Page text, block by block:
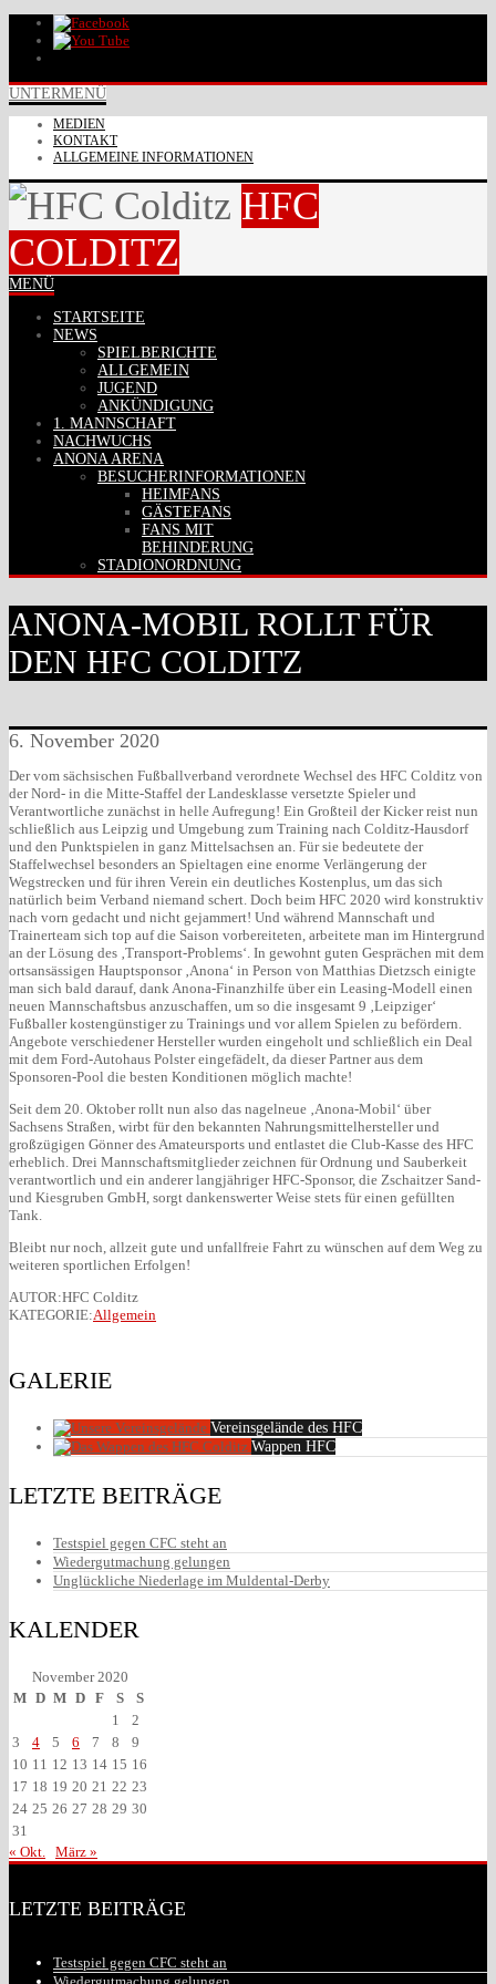
UNTERMENÜ
MEDIEN
KONTAKT
ALLGEMEINE INFORMATIONEN
HFC
COLDITZ
MENÜ
STARTSEITE
NEWS
SPIELBERICHTE
ALLGEMEIN
JUGEND
ANKÜNDIGUNG
1. MANNSCHAFT
NACHWUCHS
ANONA ARENA
BESUCHERINFORMATIONEN
HEIMFANS
GÄSTEFANS
FANS MIT
BEHINDERUNG
STADIONORDNUNG
ANONA-MOBIL ROLLT FÜR
DEN HFC COLDITZ
6. November 2020
Der vom sächsischen Fußballverband verordnete Wechsel des HFC Colditz von
der Nord- in die Mitte-Staffel der Landesklasse versetzte Spieler und
Verantwortliche zunächst in helle Aufregung! Ein Großteil der Kicker reist nun
schließlich aus Leipzig und Umgebung zum Training nach Colditz-Hausdorf
und den Punktspielen in ganz Mittelsachsen an. Für sie bedeutete der
Staffelwechsel besonders an Spieltagen eine enorme Verlängerung der
Wegstrecken und für ihren Verein ein deutliches Kostenplus, um das sich
natürlich beim Verband niemand schert. Doch beim HFC 2020 wird konstruktiv
nach vorn gedacht und nicht gejammert! Und während Mannschaft und
Trainerteam sich top auf die Saison vorbereiteten, arbeitete man im Hintergrund
an der Lösung des ‚Transport-Problems‘. In gewohnt guten Gesprächen mit dem
ortsansässigen Hauptsponsor ‚Anona‘ in Person von Matthias Dietzsch einigte
man sich bald darauf, dank Anona-Finanzhilfe über ein Leasing-Modell einen
neuen Mannschaftsbus anzuschaffen, um so die insgesamt 9 ‚Leipziger‘
Fußballer kostengünstiger zu Trainings und vor allem Spielen zu befördern.
Angebote verschiedener Hersteller wurden eingeholt und schließlich ein Deal
mit dem Ford-Autohaus Polster eingefädelt, da dieser Partner aus dem
Sponsoren-Pool die besten Konditionen möglich machte!
Seit dem 20. Oktober rollt nun also das nagelneue ‚Anona-Mobil‘ über
Sachsens Straßen, wirbt für den bekannten Nahrungsmittelhersteller und
großzügigen Gönner des Amateursports und entlastet die Club-Kasse des HFC
erheblich. Drei Mannschaftsmitglieder zeichnen für Ordnung und Sauberkeit
verantwortlich und ein anderer langjähriger HFC-Sponsor, die Zschaitzer Sand-
und Kiesgruben GmbH, sorgt dankenswerter Weise stets für einen gefüllten
Tank.
Bleibt nur noch, allzeit gute und unfallfreie Fahrt zu wünschen auf dem Weg zu
weiteren sportlichen Erfolgen!
AUTOR:HFC Colditz
KATEGORIE:Allgemein
GALERIE
Vereinsgelände des HFC
Wappen HFC
LETZTE BEITRÄGE
Testspiel gegen CFC steht an
Wiedergutmachung gelungen
Unglückliche Niederlage im Muldental-Derby
KALENDER
November 2020
M D M D F S
S
1
2
3
4 5 6 7 8
9
10 11 12 13 14 15 16
17 18 19 20 21 22 23
24 25 26 27 28 29 30
31
« Okt.
März »
LETZTE BEITRÄGE
Testspiel gegen CFC steht an